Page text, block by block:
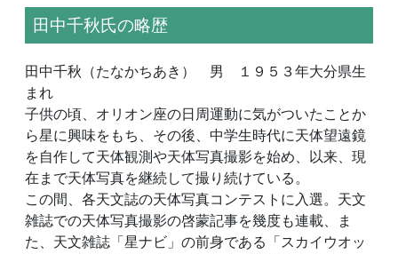
田中千秋氏の略歴
田中千秋（たなかちあき） 男 １９５３年大分県生
まれ
子供の頃、オリオン座の日周運動に気がついたことか
ら星に興味をもち、その後、中学生時代に天体望遠鏡
を自作して天体観測や天体写真撮影を始め、以来、現
在まで天体写真を継続して撮り続けている。
この間、各天文誌の天体写真コンテストに入選。天文
雑誌での天体写真撮影の啓蒙記事を幾度も連載、ま
た、天文雑誌「星ナビ」の前身である「スカイウオッ